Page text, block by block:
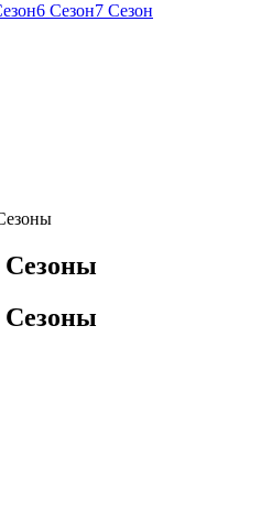
6 Сезон7 Сезон